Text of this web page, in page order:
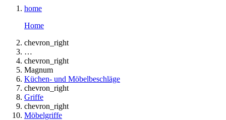
home
Home
chevron_right
…
chevron_right
Magnum
Küchen- und Möbelbeschläge
chevron_right
Griffe
chevron_right
Möbelgriffe